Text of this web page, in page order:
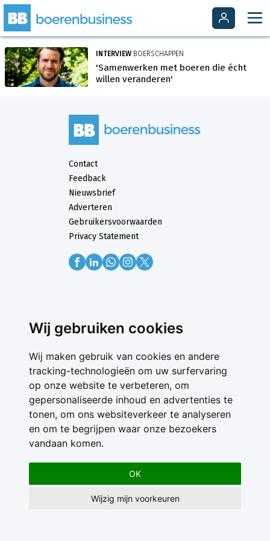
Wij gebruiken cookies
Wij maken gebruik van cookies en andere
tracking-technologieën om uw surfervaring
op onze website te verbeteren, om
gepersonaliseerde inhoud en advertenties te
tonen, om ons websiteverkeer te analyseren
en om te begrijpen waar onze bezoekers
vandaan komen.
OK
Wijzig mijn voorkeuren
INTERVIEW BOERSCHAPPEN
'Samenwerken met boeren die écht
willen veranderen'
Contact
Feedback
Nieuwsbrief
Adverteren
Gebruikersvoorwaarden
Privacy Statement